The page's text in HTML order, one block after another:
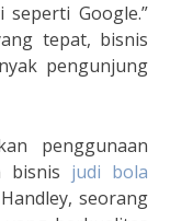
Google.”
tepat, bisnis
pengunjung
penggunaan
bisnis judi bola
seorang